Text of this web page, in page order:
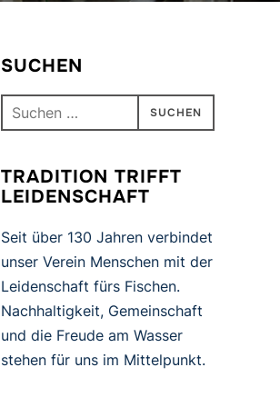
SUCHEN
Suchen
nach:
TRADITION TRIFFT
LEIDENSCHAFT
Seit über 130 Jahren verbindet
unser Verein Menschen mit der
Leidenschaft fürs Fischen.
Nachhaltigkeit, Gemeinschaft
und die Freude am Wasser
stehen für uns im Mittelpunkt.